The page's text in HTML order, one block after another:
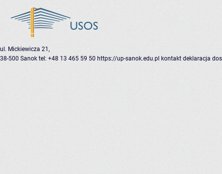
ul. Mickiewicza 21,
38-500 Sanok tel: +48 13 465 59 50 https://up-sanok.edu.pl kontakt deklaracja